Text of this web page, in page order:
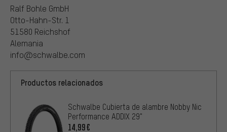
Ralf Bohle GmbH
Otto-Hahn-Str. 1
51580 Reichshof
Alemania
info@schwalbe.com
Productos relacionados
Schwalbe Cubierta de alambre Nobby Nic
Performance ADDIX 29"
14,99€